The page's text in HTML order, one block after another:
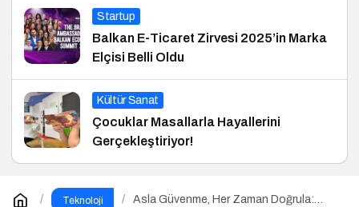
Startup
Balkan E-Ticaret Zirvesi 2025’in Marka
Elçisi Belli Oldu
Kültür Sanat
Çocuklar Masallarla Hayallerini
Gerçekleştiriyor!
Teknoloji
Asla Güvenme, Her Zaman Doğrula: